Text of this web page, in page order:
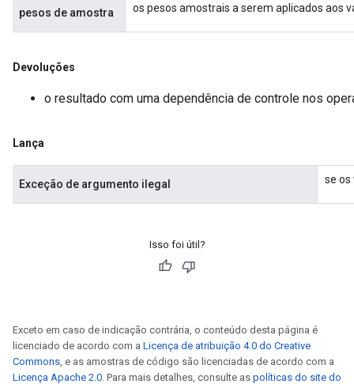
pesos de amostra os pesos amostrais a serem aplicados aos
Devoluções
o resultado com uma dependência de controle nos
Lança
Exceção de argumento ilegal se
Isso foi útil?
Exceto em caso de indicação contrária, o conteúdo desta página é
licenciado de acordo com a Licença de atribuição 4.0 do Creative
Commons, e as amostras de código são licenciadas de acordo com a
Licença Apache 2.0. Para mais detalhes, consulte as políticas do site do